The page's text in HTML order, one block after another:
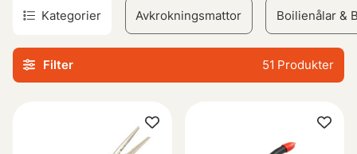
Kategorier Avkrokningsmattor Boilienålar &
Filter 51 Produkter